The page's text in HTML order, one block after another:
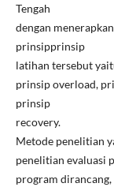
Tengah
dengan
prinsipprinsip
latihan tersebut
prinsip overload,
prinsip
recovery.
Metode penelitian
penelitian evaluasi
program